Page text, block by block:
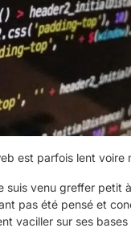
est parfois lent voire
suis venu greffer petit
pas été pensé et
vaciller sur ses bases